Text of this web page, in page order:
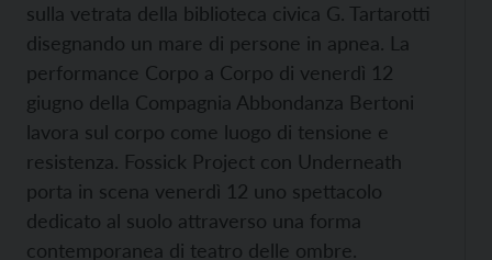
sulla vetrata della biblioteca civica G. Tartarotti
disegnando un mare di persone in apnea. La
performance Corpo a Corpo di venerdì 12
giugno della Compagnia Abbondanza Bertoni
lavora sul corpo come luogo di tensione e
resistenza. Fossick Project con Underneath
porta in scena venerdì 12 uno spettacolo
dedicato al suolo attraverso una forma
contemporanea di teatro delle ombre.